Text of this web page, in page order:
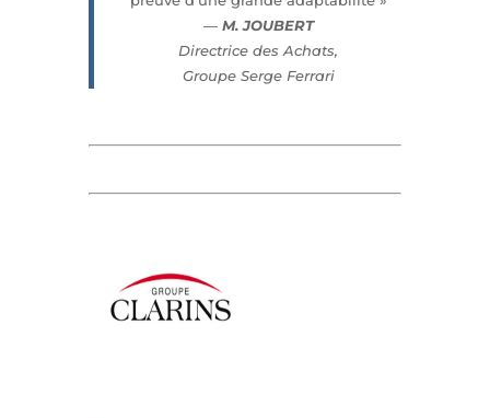
— M. JOUBERT
Directrice des Achats,
Groupe Serge Ferrari